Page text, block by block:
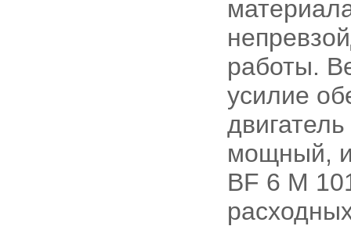
работы.
усилие
мощный,
BF 6 M